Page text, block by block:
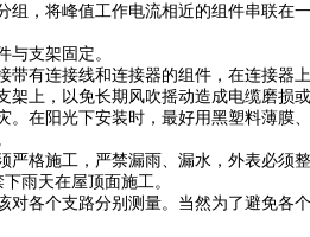
，将峰值工作电流相近的组件串联在
支架固定。
有连接线和连接器的组件，在连接器
上，以免长期风吹摇动造成电缆磨损或
在阳光下安装时，最好用黑塑料薄膜
格施工，严禁漏雨、漏水，外表必须
雨天在屋顶面施工。
各个支路分别测量。当然为了避免各